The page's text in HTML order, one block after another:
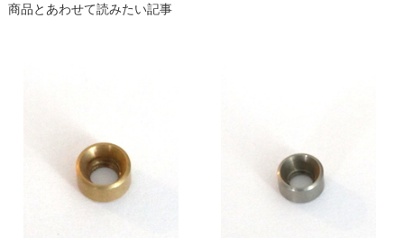
商品とあわせて読みたい記事